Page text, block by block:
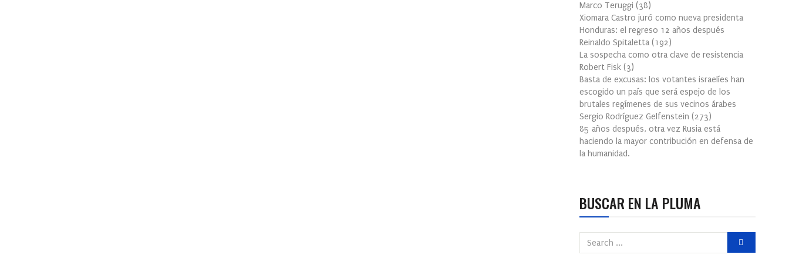
Marco Teruggi (38)
Xiomara Castro juró como nueva presidenta
Honduras: el regreso 12 años después
Reinaldo Spitaletta (192)
La sospecha como otra clave de resistencia
Robert Fisk (3)
Basta de excusas: los votantes israelíes han
escogido un país que será espejo de los
brutales regímenes de sus vecinos árabes
Sergio Rodríguez Gelfenstein (273)
85 años después, otra vez Rusia está
haciendo la mayor contribución en defensa de
la humanidad.
BUSCAR EN LA PLUMA